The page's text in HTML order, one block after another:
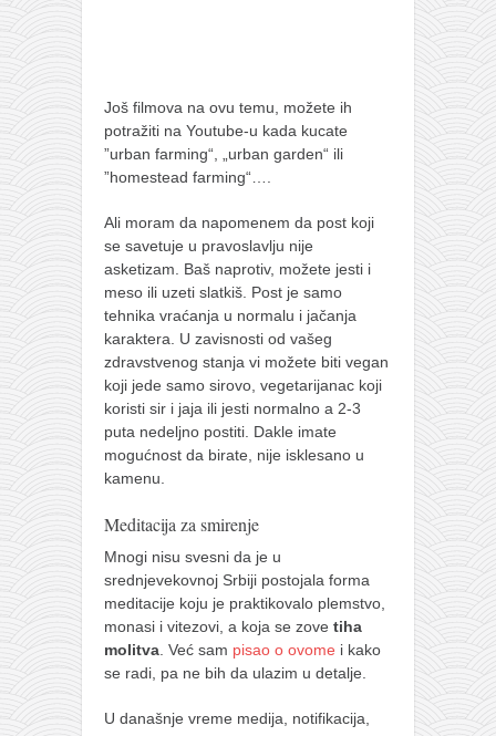
Još filmova na ovu temu, možete ih
potražiti na Youtube-u kada kucate
”urban farming“, „urban garden“ ili
”homestead farming“….
Ali moram da napomenem da post koji
se savetuje u pravoslavlju nije
asketizam. Baš naprotiv, možete jesti i
meso ili uzeti slatkiš. Post je samo
tehnika vraćanja u normalu i jačanja
karaktera. U zavisnosti od vašeg
zdravstvenog stanja vi možete biti vegan
koji jede samo sirovo, vegetarijanac koji
koristi sir i jaja ili jesti normalno a 2-3
puta nedeljno postiti. Dakle imate
mogućnost da birate, nije isklesano u
kamenu.
Meditacija za smirenje
Mnogi nisu svesni da je u
srednjevekovnoj Srbiji postojala forma
meditacije koju je praktikovalo plemstvo,
monasi i vitezovi, a koja se zove tiha
molitva . Već sam pisao o ovome i kako
se radi, pa ne bih da ulazim u detalje.
U današnje vreme medija, notifikacija,